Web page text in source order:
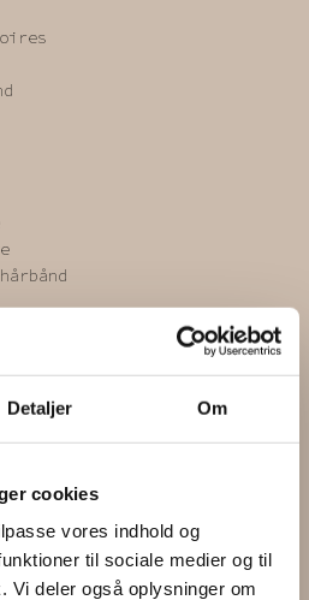
Detaljer Om
cookies
vores indhold og
til sociale medier og til
Vi deler også oplysninger om